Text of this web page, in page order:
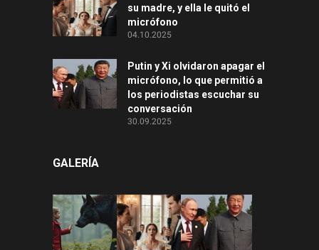
su madre, y ella le quitó el
micrófono
04.10.2025
Putin y Xi olvidaron apagar el
micrófono, lo que permitió a
los periodistas escuchar su
conversación
30.09.2025
GALERÍA